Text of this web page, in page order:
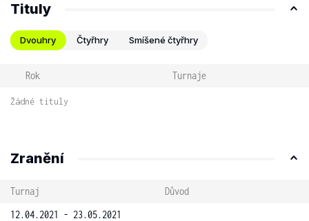
Tituly
Dvouhry Čtyřhry Smíšené čtyřhry
Rok Turnaje
Žádné tituly
Zranění
Turnaj
Důvod
12.04.2021 - 23.05.2021